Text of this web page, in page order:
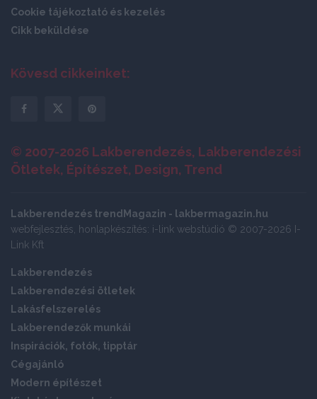
Cookie tájékoztató és kezelés
Cikk beküldése
Kövesd cikkeinket:
© 2007-2026 Lakberendezés, Lakberendezési
Ötletek, Építészet, Design, Trend
Lakberendezés trendMagazin - lakbermagazin.hu
webfejlesztés, honlapkészítés: i-link webstúdió © 2007-2026 I-
Link Kft
Lakberendezés
Lakberendezési ötletek
Lakásfelszerelés
Lakberendezők munkái
Inspirációk, fotók, tipptár
Cégajánló
Modern építészet